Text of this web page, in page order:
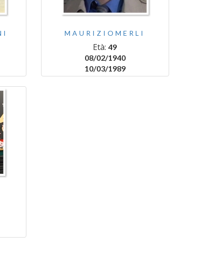
MAURIZIOMERLI
Età:49
08/02/1940
10/03/1989